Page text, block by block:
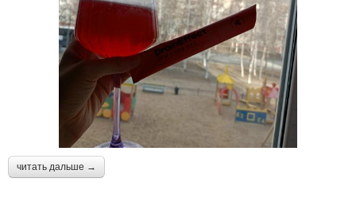
читать дальше →